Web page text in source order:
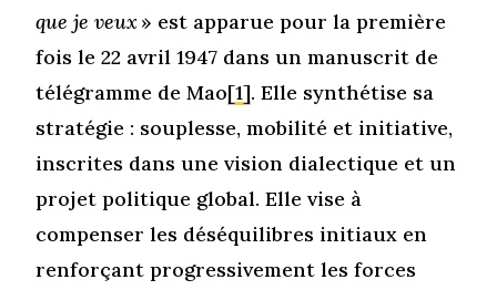
que je veux » est apparue pour la première
fois le 22 avril 1947 dans un manuscrit de
télégramme de Mao[1]. Elle synthétise sa
stratégie : souplesse, mobilité et initiative,
inscrites dans une vision dialectique et un
projet politique global. Elle vise à
compenser les déséquilibres initiaux en
renforçant progressivement les forces